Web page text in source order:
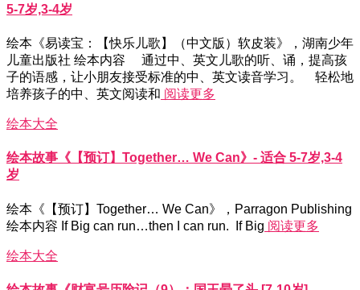
5-7岁,3-4岁
绘本《易读宝：【快乐儿歌】（中文版）软皮装》，湖南少年
儿童出版社 绘本内容 通过中、英文儿歌的听、诵，提高孩
子的语感，让小朋友接受标准的中、英文读音学习。 轻松地
培养孩子的中、英文阅读和 阅读更多
绘本大全
绘本故事《【预订】Together… We Can》- 适合 5-7岁,3-4
岁
绘本《【预订】Together… We Can》，Parragon Publishing
绘本内容 If Big can run…then I can run. If Big 阅读更多
绘本大全